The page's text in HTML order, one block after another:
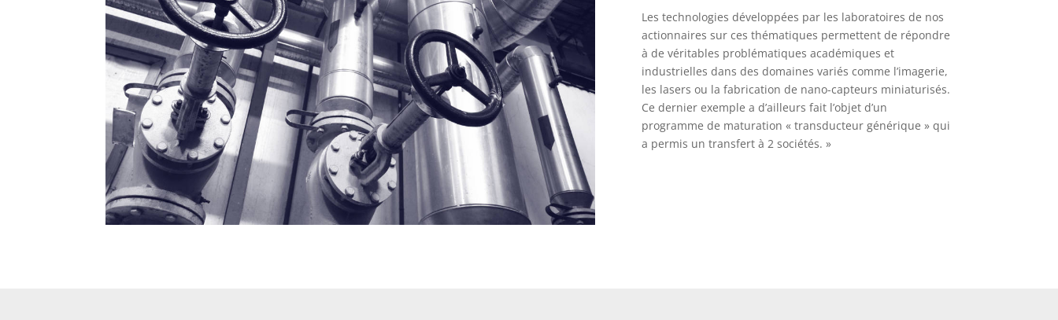
Les technologies développées par les laboratoires de nos
actionnaires sur ces thématiques permettent de répondre
à de véritables problématiques académiques et
industrielles dans des domaines variés comme l’imagerie,
les lasers ou la fabrication de nano-capteurs miniaturisés.
Ce dernier exemple a d’ailleurs fait l’objet d’un
programme de maturation « transducteur générique » qui
a permis un transfert à 2 sociétés. »